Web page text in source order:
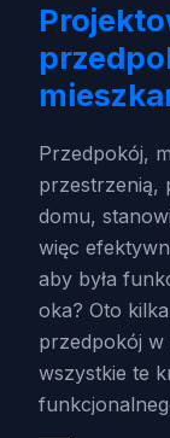
Przedpokój,
przestrzenią,
domu,
więc
aby była
oka? Oto
przedpokój w
wszystkie te